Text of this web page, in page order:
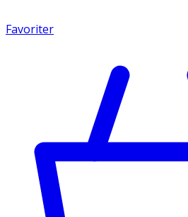
Favoriter